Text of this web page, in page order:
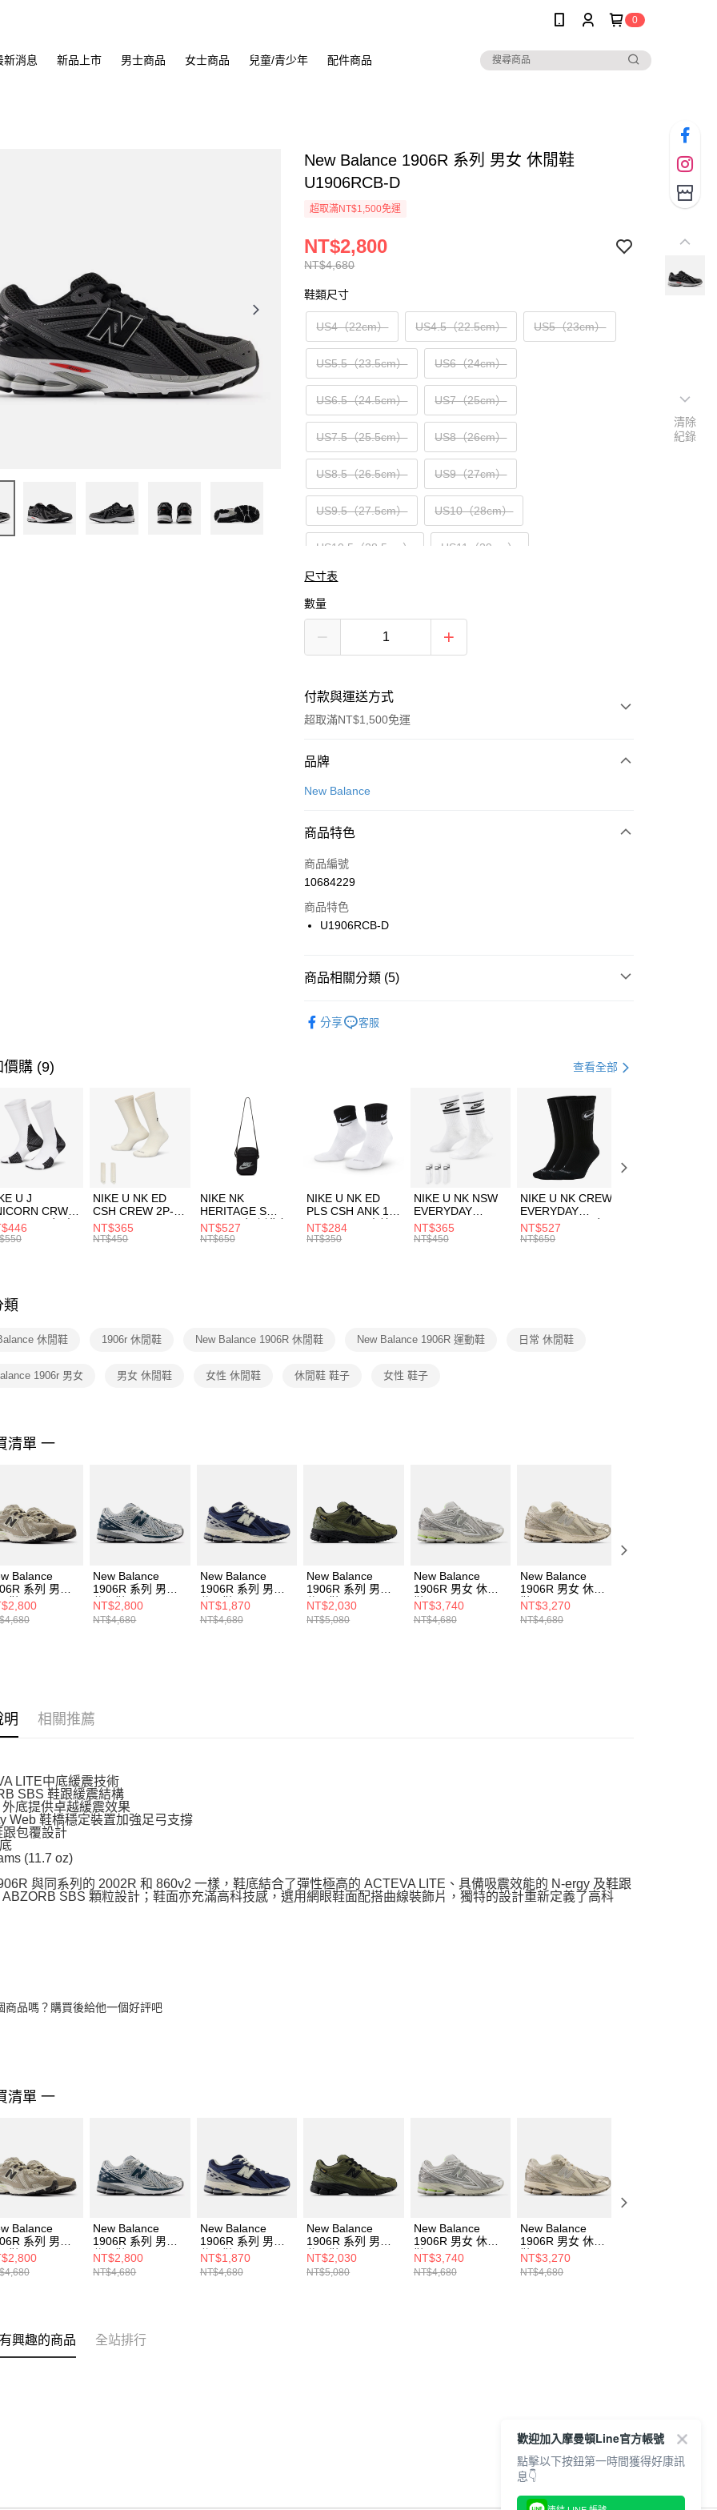
0
新消息 新品上市 男士商品 女士商品 兒童/青少年 配件商品
New Balance 1906R 系列 男女 休閒鞋
U1906RCB-D
超取滿NT$1,500免運
NT$4,680
NT$2,800
鞋類尺寸
US4（22cm） US4.5（22.5cm） US5（23cm）
US5.5（23.5cm） US6（24cm）
US6.5（24.5cm） US7（25cm）
US7.5（25.5cm） US8（26cm）
US8.5（26.5cm） US9（27cm）
US9.5（27.5cm） US10（28cm）
US10.5（28.5cm） US11（29cm）
US12（30cm）
尺寸表
數量
付款與運送方式
超取滿NT$1,500免運
付款方式
信用卡一次付款
合作金庫商業銀行
華南商業銀行
上海商業儲蓄銀行
國泰世華商業銀行
聯邦商業銀行
台新國際商業銀行
LINE Pay
Apple Pay
【關於「AFTEE先享後付」】
３．安心：先確認商品／服務後，再付款。
【「AFTEE先享後付」結帳流程】
１．於結帳方式選擇「AFTEE先享後付」後，將跳轉至「AFTEE先享後
付」結帳頁面，進行簡訊認證並確認金額後，即可完成結帳。
２．訂單成立數日內，您將收到繳費通知簡訊。
３．收到繳費通知簡訊後14天內，點擊此簡訊中的連結，可透過四大超商
／ATM／網路銀行／等多元方式進行付款，方視為交易完成。
※ 請注意：結帳手續完成當下不需立刻繳費，但若您需要取消訂單，請聯
絡購買商品的店家。未經商家同意取消之訂單仍視為有效，需透過AFTEE
先享後付繳納相關費用。
１．透過由恩沛科技股份有限公司提供之「AFTEE先享後付」服務完成之
交易，需依本服務之必要範圍內提供個人資料，並將交易相關給付款項請
２．關於個人資料處理事宜，請瀏覽以下網址：
形，恩沛科技股份有限公司將有權停止該用戶之使用額度並採取法律行
動。
每筆NT$100，滿NT$1,500(含以上)免運費
每筆NT$100，滿NT$1,500(含以上)免運費
付款後門市自取
每筆NT$100，滿NT$1,500(含以上)免運費
品牌
New Balance
商品特色
商品編號
10684229
商品特色
U1906RCB-D
商品相關分類 (5)
促銷活動 春日輕出走｜休閒鞋 4折起
分享 客服
價購 (9) 查看全部
U J
CRW
-160 男女 中
FZ3393100
NIKE U NK ED
CSH CREW 2P-
144 EMBRDY 男
女 短統襪
NT$365
NT$450
NIKE NK
HERITAGE S
SMIT 男女 側背包
BA5871010
NT$527
NT$650
NIKE U NK ED
PLS CSH ANK 1P
144 DBL 男 中統
襪 DH4058104
NT$284
NT$350
NIKE U NK NSW
EVERYDAY
ESSENTIAL CR
男女 短統襪
NT$365
NT$450
NIKE U NK CREW
EVERYDAY
BBALL 3PR 男女
長統襪
NT$527
NT$650
類
休閒鞋 1906r 休閒鞋 New Balance 1906R 休閒鞋 New Balance 1906R 運動鞋 日常 休閒鞋
1906r 男女 男女 休閒鞋 女性 休閒鞋 休閒鞋 鞋子 女性 鞋子
清單 一
Balance
系列 男女
鞋
D
New Balance
1906R 系列 男女
休閒鞋
U1906RCE-D
NT$2,800
NT$4,680
New Balance
1906R 系列 男女
休閒鞋
M1906REI-D
NT$1,870
NT$4,680
New Balance
1906R 系列 男女
休閒鞋
M1906RWA-D
NT$2,030
NT$5,080
New Balance
1906R 男女 休閒
鞋 U19063NQ-D
NT$3,740
NT$4,680
New Balance
1906R 男女 休閒
鞋 U1906RCN-D
NT$3,270
NT$4,680
明 相關推薦
LITE中底緩震技術
SBS 鞋跟緩震結構
底提供卓越緩震效果
Web 鞋橋穩定裝置加強足弓支撐
跟包覆設計
(11.7 oz)
與同系列的 2002R 和 860v2 一樣，鞋底結合了彈性極高的 ACTEVA LITE、具備吸震效能的 N-ergy 及鞋跟
SBS 顆粒設計；鞋面亦充滿高科技感，選用網眼鞋面配搭曲線裝飾片，獨特的設計重新定義了高科
商品嗎？購買後給他一個好評吧
清單 一
Balance
系列 男女
鞋
D
New Balance
1906R 系列 男女
休閒鞋
U1906RCE-D
NT$2,800
NT$4,680
New Balance
1906R 系列 男女
休閒鞋
M1906REI-D
NT$1,870
NT$4,680
New Balance
1906R 系列 男女
休閒鞋
M1906RWA-D
NT$2,030
NT$5,080
New Balance
1906R 男女 休閒
鞋 U19063NQ-D
NT$3,740
NT$4,680
New Balance
1906R 男女 休閒
鞋 U1906RCN-D
NT$3,270
NT$4,680
興趣的商品 全站排行
清除
紀錄
歡迎加入摩曼頓Line官方帳號
點擊以下按鈕第一時間獲得好康訊
息👇